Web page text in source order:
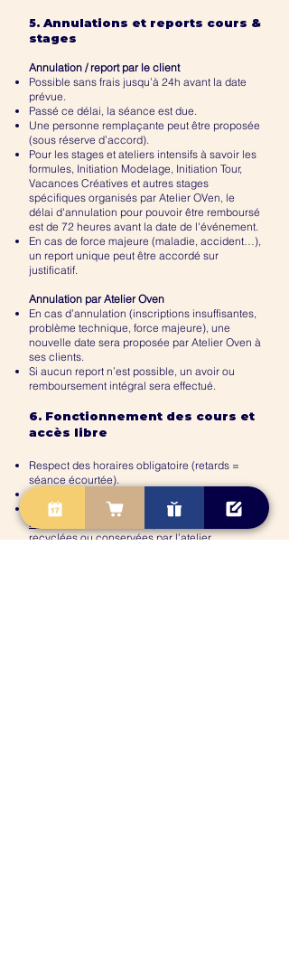
​5. Annulations et reports cours &
stages
Annulation / report par le client
Possible sans frais jusqu’à 24h avant la date
prévue.
Passé ce délai, la séance est due.
Une personne remplaçante peut être proposée
(sous réserve d’accord).
Pour les stages et ateliers intensifs à savoir les
formules, Initiation Modelage, Initiation Tour,
Vacances Créatives et autres stages
spécifiques organisés par Atelier OVen, le
délai d'annulation pour pouvoir être remboursé
est de 72 heures avant la date de l'événement.
En cas de force majeure (maladie, accident…),
un report unique peut être accordé sur
justificatif.
Annulation par Atelier Oven
En cas d’annulation (inscriptions insuffisantes,
problème technique, force majeure), une
nouvelle date sera proposée par Atelier Oven à
ses clients.
Si aucun report n’est possible, un avoir ou
remboursement intégral sera effectué.
6. Fonctionnement des cours et
accès libre
Respect des horaires obligatoire (retards =
séance écourtée).
Matériel, terre, outils et cuissons inclus.
Pièces à récupérer dans un délai de
2 mois
maximum
recyclées ou conservées par l’atelier.